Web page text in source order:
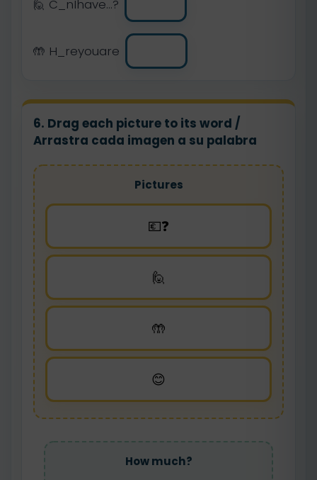
🙋 C_nIhave...?
🤲 H_reyouare
6. Drag each picture to its word /
Arrastra cada imagen a su palabra
Pictures
💶❓
🙋
🤲
😊
How much?